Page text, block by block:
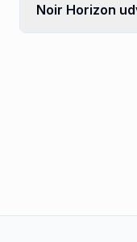
Noir Horizon